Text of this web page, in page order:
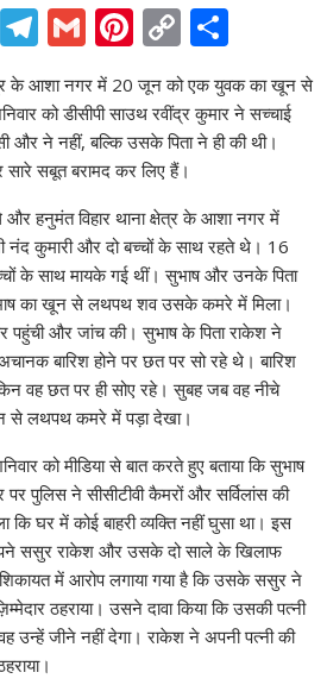
Li
n
T
e
gr
a
m
G
m
ai
l
Pi
er
e
st
C
o
p
y
Li
n
k
ar
e
के आशा नगर में 20 जून को एक युवक का खून से
को डीसीपी साउथ रवींद्र कुमार ने सच्चाई
और ने नहीं, बल्कि उसके पिता ने ही की थी।
सारे सबूत बरामद कर लिए हैं।
और हनुमंत विहार थाना क्षेत्र के आशा नगर में
नंद कुमारी और दो बच्चों के साथ रहते थे। 16
के साथ मायके गई थीं। सुभाष और उनके पिता
का खून से लथपथ शव उसके कमरे में मिला।
पहुंची और जांच की। सुभाष के पिता राकेश ने
बारिश होने पर छत पर सो रहे थे। बारिश
वह छत पर ही सोए रहे। सुबह जब वह नीचे
से लथपथ कमरे में पड़ा देखा।
को मीडिया से बात करते हुए बताया कि सुभाष
पुलिस ने सीसीटीवी कैमरों और सर्विलांस की
घर में कोई बाहरी व्यक्ति नहीं घुसा था। इस
ससुर राकेश और उसके दो साले के खिलाफ
में आरोप लगाया गया है कि उसके ससुर ने
ठहराया। उसने दावा किया कि उसकी पत्नी
उन्हें जीने नहीं देगा। राकेश ने अपनी पत्नी की